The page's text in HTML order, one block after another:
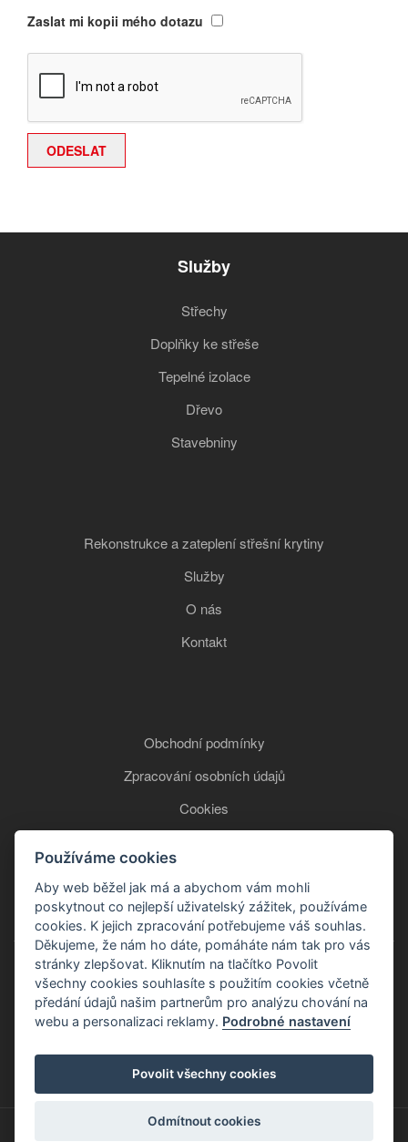
Zaslat mi kopii mého dotazu
Služby
Střechy
Doplňky ke střeše
Tepelné izolace
Dřevo
Stavebniny
Rekonstrukce a zateplení střešní krytiny
Služby
O nás
Kontakt
Obchodní podmínky
Zpracování osobních údajů
Cookies
+420 777 850 465
Používáme cookies
Aby web běžel jak má a abychom vám mohli
poskytnout co nejlepší uživatelský zážitek, používáme
cookies. K jejich zpracování potřebujeme váš souhlas.
Děkujeme, že nám ho dáte, pomáháte nám tak pro vás
stránky zlepšovat. Kliknutím na tlačítko Povolit
všechny cookies souhlasíte s použitím cookies včetně
předání údajů našim partnerům pro analýzu chování na
webu a personalizaci reklamy. Podrobné nastavení
Povolit všechny cookies
Odmítnout cookies